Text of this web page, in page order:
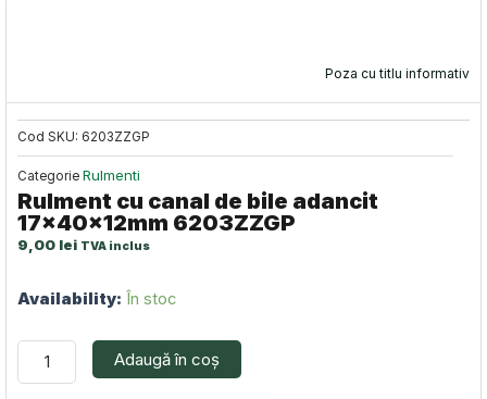
Poza cu titlu informativ
Cod SKU: 6203ZZGP
Categorie Rulmenti
Rulment cu canal de bile adancit
17x40x12mm 6203ZZGP
9,00 lei TVA inclus
Availability: În stoc
Rulment
canal
bile
Adaugă în coș